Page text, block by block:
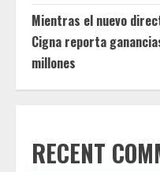
Mientras el nuevo
Cigna reporta
millones
RECENT